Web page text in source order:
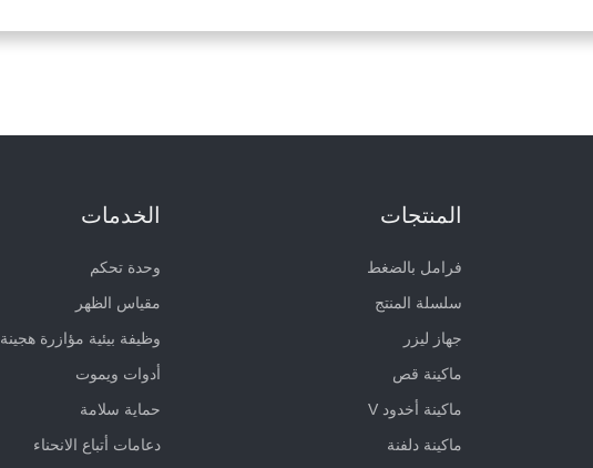
المنتجات
فرامل بالضغط
سلسلة المنتج
جهاز ليزر
ماكينة قص
ماكينة أخدود V
ماكينة دلفنة
الخدمات
وحدة تحكم
مقياس الظهر
وظيفة بيئية مؤازرة هجينة
أدوات ويموت
حماية سلامة
دعامات أتباع الانحناء